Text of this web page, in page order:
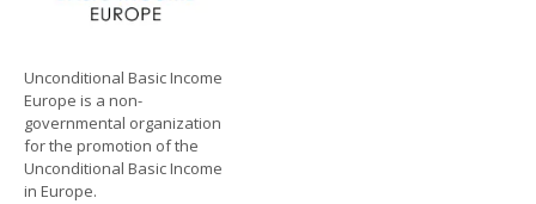
Unconditional Basic Income
Europe is a non-
governmental organization
for the promotion of the
Unconditional Basic Income
in Europe.